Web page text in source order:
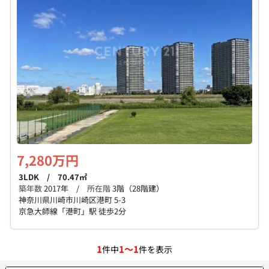
個人情報保護の取扱い
7,280万円
3LDK / 70.47㎡
築年数2017年 / 所在階3階（28階建）
神奈川県川崎市川崎区港町 5-3
京急大師線「港町」駅 徒歩2分
1件中1～1件を表示